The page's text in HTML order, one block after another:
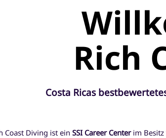
Rich
Costa Ricas
Coast Diving ist ein SSI Career Centerim Besitz